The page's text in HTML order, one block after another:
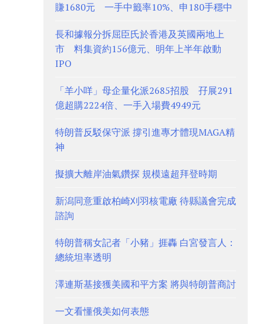
賺1680元 一手中籤率10%、申180手穩中
長和據報分拆屈臣氏於香港及英國兩地上
市 料集資約156億元、明年上半年啟動
IPO
「羊小咩」母企量化派2685招股 孖展291
億超購2224倍、一手入場費4949元
特朗普反駁保守派 撐引進專才體現MAGA精
神
擬擴大離岸油氣鑽探 規模遠超拜登時期
新潟同意重啟柏崎刈羽核電廠 待縣議會完成
諮詢
特朗普稱女記者「小豬」捱轟 白宮發言人：
總統坦率透明
澤連斯基接獲美國和平方案 將與特朗普商討
一文看懂俄美如何表態